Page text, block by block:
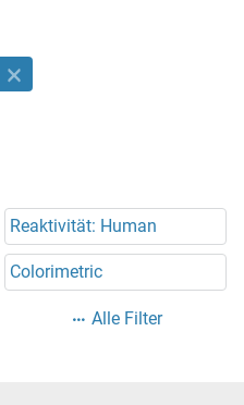
Reaktivität: Human
Colorimetric
Alle Filter